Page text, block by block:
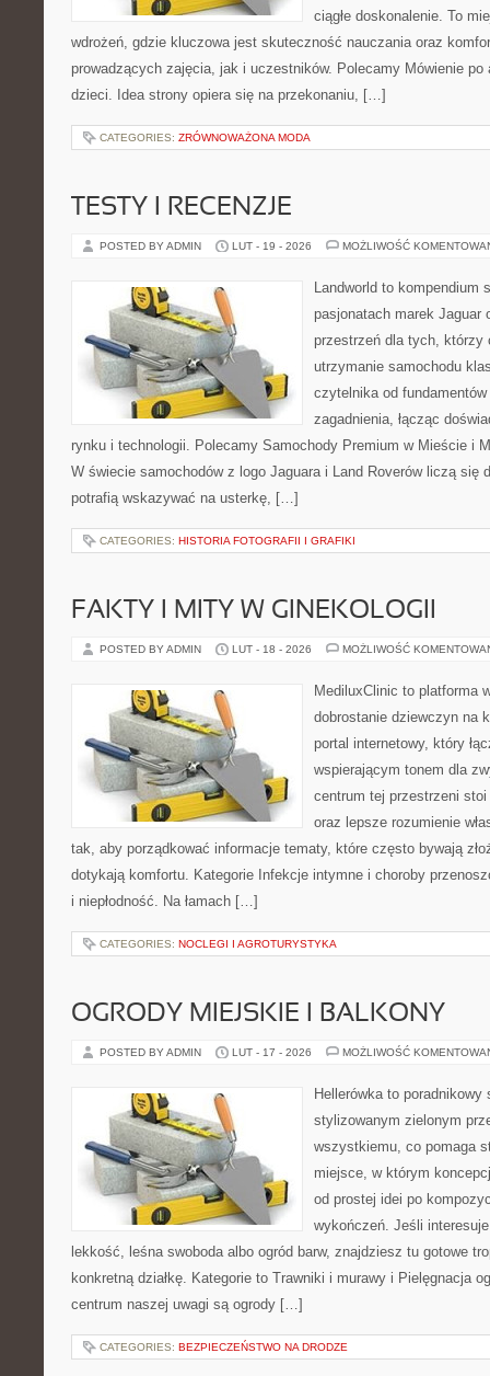
ciągłe doskonalenie. To
wdrożeń, gdzie kluczowa jest skuteczność nauczania oraz
prowadzących zajęcia, jak i uczestników. Polecamy Mówienie po
dzieci. Idea strony opiera się na przekonaniu, […]
CATEGORIES: ZRÓWNOWAŻONA MODA
TESTY I RECENZJE
POSTED BY ADMIN LUT - 19 - 2026 MOŻLIWOŚĆ
Landworld to kompendium
pasjonatach marek Jaguar
przestrzeń dla tych, którzy
utrzymanie samochodu
czytelnika od
zagadnienia, łącząc
rynku i technologii. Polecamy Samochody Premium w Mieście i
W świecie samochodów z logo Jaguara i Land Roverów liczą się
potrafią wskazywać na usterkę, […]
CATEGORIES: HISTORIA FOTOGRAFII I GRAFIKI
FAKTY I MITY W GINEKOLOGII
POSTED BY ADMIN LUT - 18 - 2026 MOŻLIWOŚĆ
MediluxClinic to platforma
dobrostanie dziewczyn na
portal internetowy, który
wspierającym tonem dla
centrum tej przestrzeni
oraz lepsze rozumienie
tak, aby porządkować informacje tematy, które często bywają
dotykają komfortu. Kategorie Infekcje intymne i choroby
i niepłodność. Na łamach […]
CATEGORIES: NOCLEGI I AGROTURYSTYKA
OGRODY MIEJSKIE I BALKONY
POSTED BY ADMIN LUT - 17 - 2026 MOŻLIWOŚĆ
Hellerówka to poradnikowy
stylizowanym zielonym
wszystkiemu, co pomaga
miejsce, w którym
od prostej idei po
wykończeń. Jeśli
lekkość, leśna swoboda albo ogród barw, znajdziesz tu gotowe
konkretną działkę. Kategorie to Trawniki i murawy i Pielęgnacja
centrum naszej uwagi są ogrody […]
CATEGORIES: BEZPIECZEŃSTWO NA DRODZE